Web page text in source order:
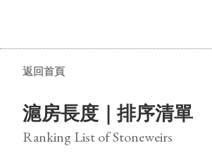
返回首頁
滬房長度｜排序清單
Ranking List of Stoneweirs